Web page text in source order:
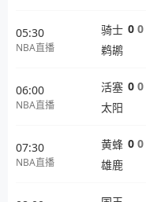
05:30
NBA直播
骑士
鹈鹕
0 0
06:00
NBA直播
活塞
太阳
0 0
07:30
NBA直播
黄蜂
雄鹿
0 0